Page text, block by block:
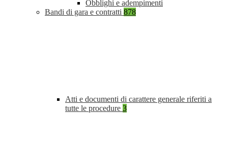
Obblighi e adempimenti
Bandi di gara e contratti 878
Atti e documenti di carattere generale riferiti a
tutte le procedure 3